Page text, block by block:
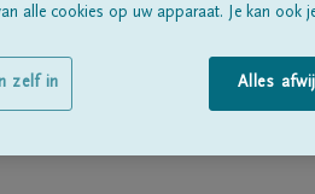
alle cookies op uw apparaat. Je kan ook
Alles
zelf in